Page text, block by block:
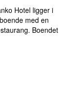
Hotel ligger i
med en
Boendet